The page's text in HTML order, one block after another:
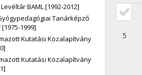
BAML [1992-2012]
Tanárképző
[1975-1999]
Kutatási Közalapítvány
Kutatási Közalapítvány
5